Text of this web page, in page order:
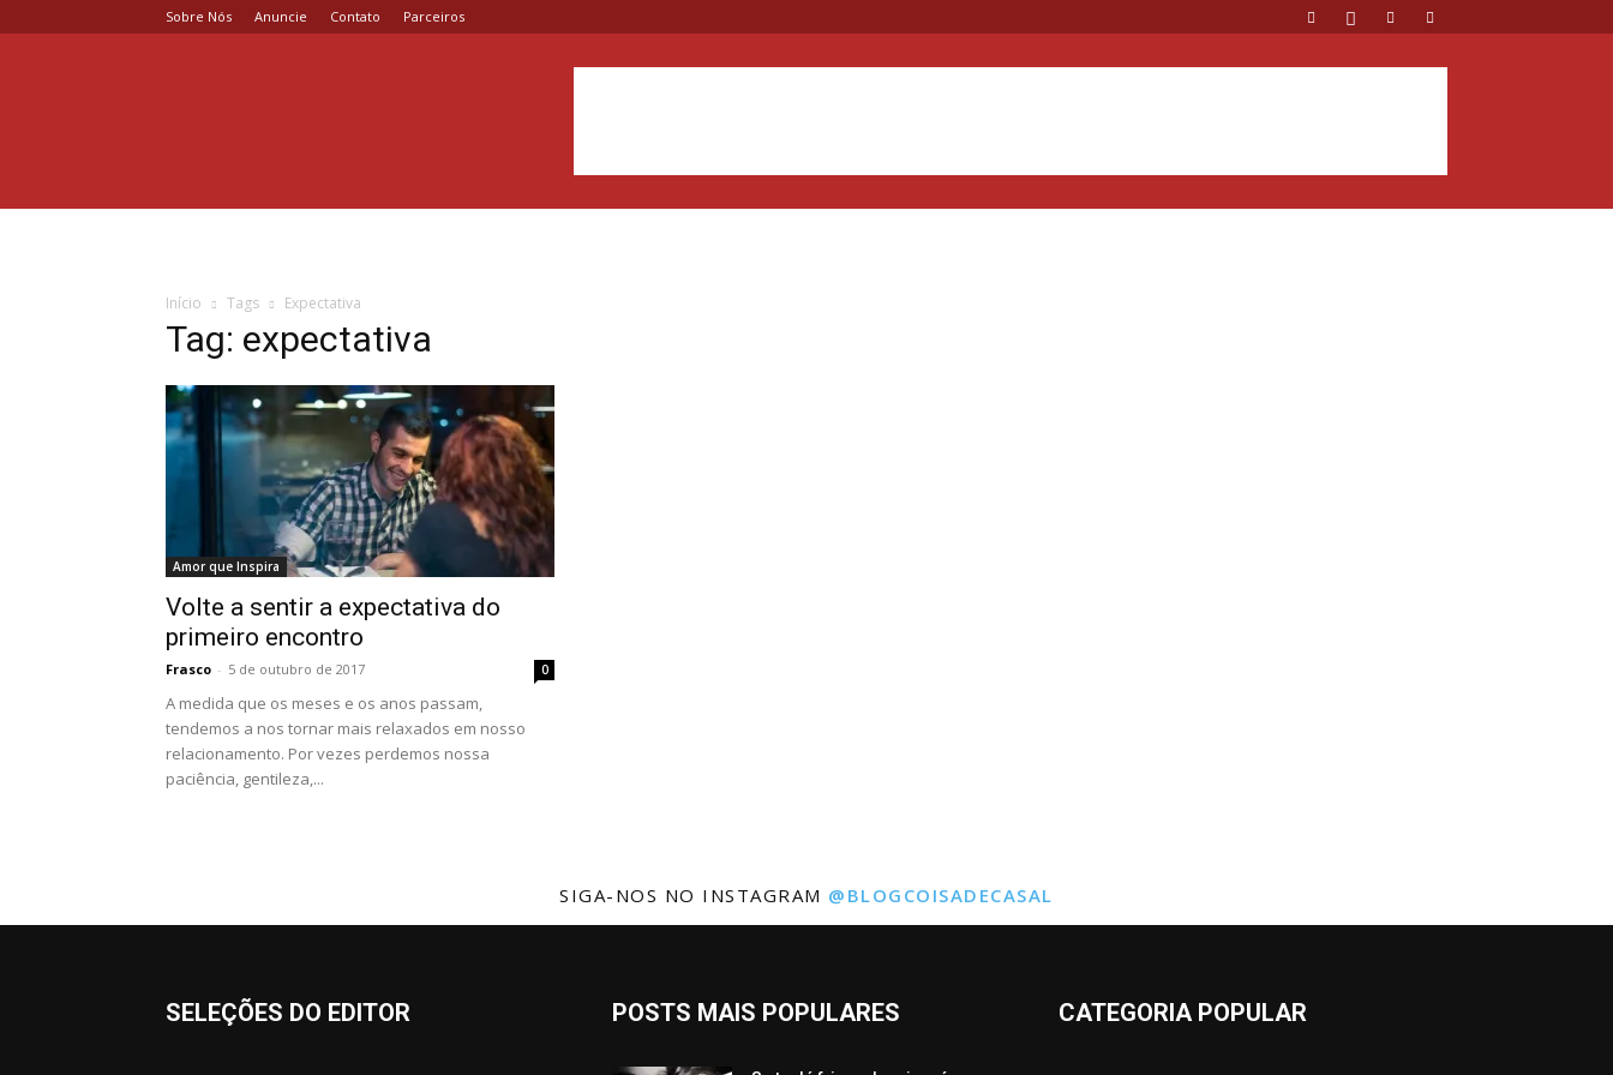
Sobre Nós Anuncie Contato Parceiros
Início Tags Expectativa
Tag: expectativa
Amor que Inspira
Volte a sentir a expectativa do
primeiro encontro
Frasco - 5 de outubro de 2017 0
A medida que os meses e os anos passam,
tendemos a nos tornar mais relaxados em nosso
relacionamento. Por vezes perdemos nossa
paciência, gentileza,...
SIGA-NOS NO INSTAGRAM @BLOGCOISADECASAL
SELEÇÕES DO EDITOR POSTS MAIS POPULARES CATEGORIA POPULAR